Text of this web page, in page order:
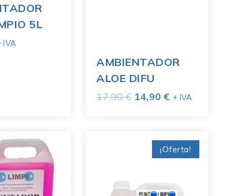
5L
IVA
AMBIENTADOR
ALOE DIFU
17,90€ 14,90 € + IVA
¡Oferta!